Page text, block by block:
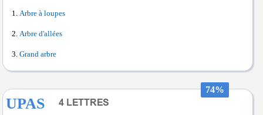
Arbre à loupes
Arbre d'allées
Grand arbre
74%
UPAS